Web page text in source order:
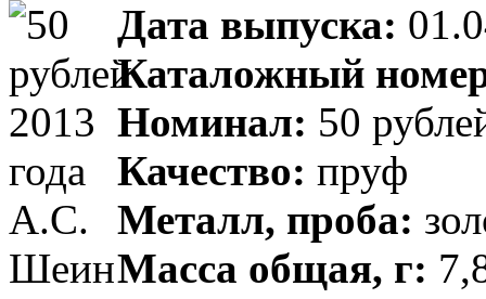
Дата выпуска:
Каталожный
Номинал: 50
Качество: пруф
Металл, проба:
Масса общая, г: